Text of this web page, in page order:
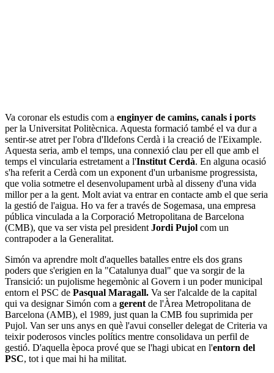
Va coronar els estudis com a enginyer de camins, canals i ports
per la Universitat Politècnica. Aquesta formació també el va dur a
sentir-se atret per l'obra d'Ildefons Cerdà i la creació de l'Eixample.
Aquesta seria, amb el temps, una connexió clau per ell que amb el
temps el vincularia estretament a l'Institut Cerdà. En alguna ocasió
s'ha referit a Cerdà com un exponent d'un urbanisme progressista,
que volia sotmetre el desenvolupament urbà al disseny d'una vida
millor per a la gent. Molt aviat va entrar en contacte amb el que seria
la gestió de l'aigua. Ho va fer a través de Sogemasa, una empresa
pública vinculada a la Corporació Metropolitana de Barcelona
(CMB), que va ser vista pel president Jordi Pujol com un
contrapoder a la Generalitat.
Simón va aprendre molt d'aquelles batalles entre els dos grans
poders que s'erigien en la "Catalunya dual" que va sorgir de la
Transició: un pujolisme hegemònic al Govern i un poder municipal
entorn el PSC de Pasqual Maragall. Va ser l'alcalde de la capital
qui va designar Simón com a gerent de l'Àrea Metropolitana de
Barcelona (AMB), el 1989, just quan la CMB fou suprimida per
Pujol. Van ser uns anys en què l'avui conseller delegat de Criteria va
teixir poderosos vincles polítics mentre consolidava un perfil de
gestió. D'aquella època prové que se l'hagi ubicat en l'entorn del
PSC, tot i que mai hi ha militat.